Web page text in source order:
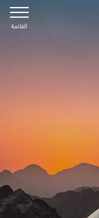
القائمة